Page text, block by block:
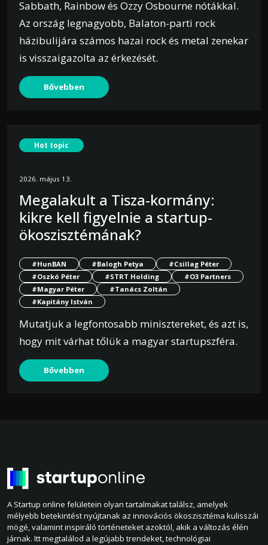
Sabbath, Rainbow és Ozzy Osbourne nótákkal.
Az ország legnagyobb, Balaton-parti rock
házibulijára számos hazai rock és metal zenekar
is visszaigazolta az érkezését.
Bővebben
Hot topic
2026. május 13.
Megalakult a Tisza-kormány:
kikre kell figyelnie a startup-
ökoszisztémának?
#HunBAN #Balogh Petya
#Csillag Péter
#Oszkó Péter
#STRT Holding
#O3 Partners
#Magyar Péter
#Tanács Zoltán
#Kapitány István
Mutatjuk a legfontosabb minisztereket, és azt is,
hogy mit várhat tőlük a magyar startupszféra.
Bővebben
A Startup online felületein olyan tartalmakat találsz, amelyek
mélyebb betekintést nyújtanak az innovációs ökoszisztéma kulisszái
mögé, valamint inspiráló történeteket azoktól, akik a változás élén
járnak. Itt megtalálod a legújabb trendeket, technológiai